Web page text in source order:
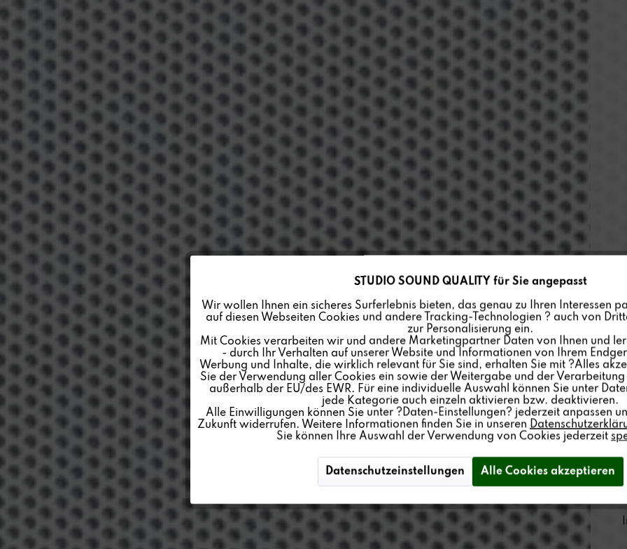
Tracking
Personalisierung
STUDIO SOUND QUALITY für Sie angepasst
Wir wollen Ihnen ein sicheres Surferlebnis bieten, das genau zu Ihren Interessen
auf diesen Webseiten Cookies und andere Tracking-Technologien ? auch von
zur Personalisierung ein.
Mit Cookies verarbeiten wir und andere Marketingpartner Daten von Ihnen und
- durch Ihr Verhalten auf unserer Website und Informationen von Ihrem
Werbung und Inhalte, die wirklich relevant für Sie sind, erhalten Sie mit ?Alles
Sie der Verwendung aller Cookies ein sowie der Weitergabe und der
außerhalb der EU/des EWR. Für eine individuelle Auswahl können Sie unter
jede Kategorie auch einzeln aktivieren bzw. deaktivieren.
Alle Einwilligungen können Sie unter ?Daten-Einstellungen? jederzeit anpassen
Zukunft widerrufen. Weitere Informationen finden Sie in unseren
Sie können Ihre Auswahl der Verwendung von Cookies jederzeit
Datenschutzeinstellungen Alle Cookies akzeptieren